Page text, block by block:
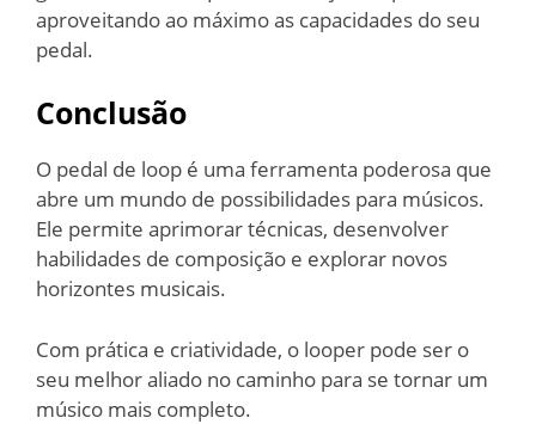
aproveitando ao máximo as capacidades do seu
pedal.
Conclusão
O pedal de loop é uma ferramenta poderosa que
abre um mundo de possibilidades para músicos.
Ele permite aprimorar técnicas, desenvolver
habilidades de composição e explorar novos
horizontes musicais.
Com prática e criatividade, o looper pode ser o
seu melhor aliado no caminho para se tornar um
músico mais completo.